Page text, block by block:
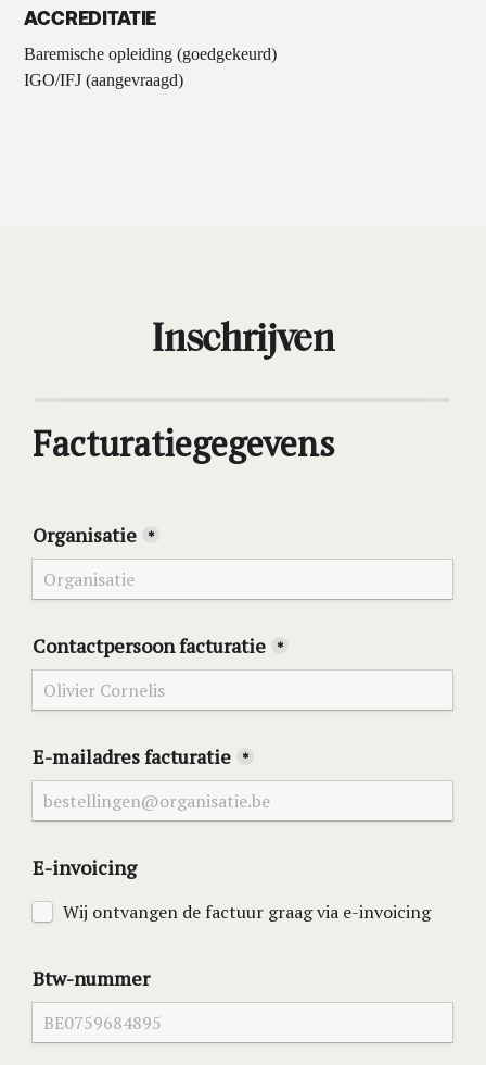
ACCREDITATIE
Baremische opleiding (goedgekeurd)
IGO/IFJ (aangevraagd)
Inschrijven